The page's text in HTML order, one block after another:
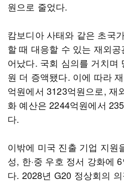
원으로 줄었다.
캄보디아 사태와 같은 초국
할 때 대응할 수 있는 재외
어났다. 국회 심의를 거치며
원 더 증액됐다. 이에 따라
억원에서 3123억원으로, 재
화 예산은 2244억원에서
다.
이밖에 미국 진출 기업 지원
성, 한·중 우호 정서 강화에
다. 2028년 G20 정상회의